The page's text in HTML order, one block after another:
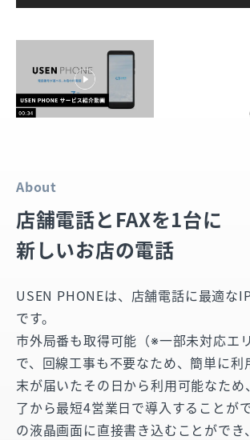
About
店舗電話とFAXを1台に
新しいお店の電話
USEN PHONEは、店舗電話に最適な
です。
市外局番も取得可能（※一部未対応エ
で、回線工事も不要なため、簡単に利
末が届いたその日から利用可能なため
了から最短4営業日で導入することが
の液晶画面に直接書き込むことができ